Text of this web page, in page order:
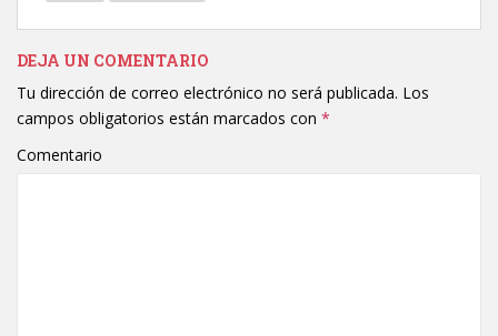
DEJA UN COMENTARIO
Tu dirección de correo electrónico no será publicada. Los
campos obligatorios están marcados con *
Comentario